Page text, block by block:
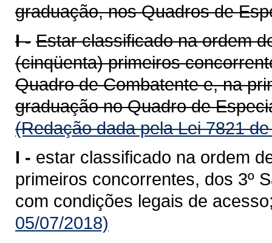
graduação, nos Quadros de
I - Estar classificado na ordem
(cinqüenta) primeiros
Quadro de Combatente e, na
graduação no Quadro de
(Redação dada pela Lei 7821
I - estar classificado na ordem
primeiros concorrentes, dos 3º
com condições legais de
05/07/2018)